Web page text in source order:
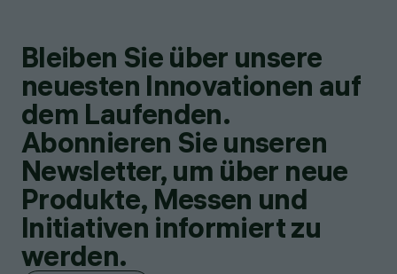
Bleiben Sie über unsere
neuesten Innovationen auf
dem Laufenden.
Abonnieren Sie unseren
Newsletter, um über neue
Produkte, Messen und
Initiativen informiert zu
werden.